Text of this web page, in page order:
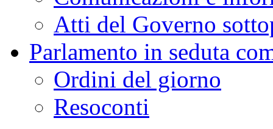
Atti del Governo
Parlamento in seduta
Ordini del giorno
Resoconti